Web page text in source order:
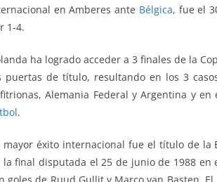
en Amberes ante Bélgica, fue el
1-4.
ha logrado acceder a 3 finales de la
puertas de título, resultando en los 3
Alemania Federal y Argentina y
.
mayor éxito internacional fue el título de la
la final disputada el 25 de junio de 1988 en